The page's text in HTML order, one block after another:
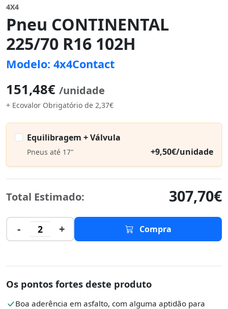
4X4
Pneu CONTINENTAL
225/70 R16 102H
Modelo: 4x4Contact
151,48€ /unidade
+ Ecovalor Obrigatório de 2,37€
Equilibragem + Válvula
Pneus até 17" +9,50€/unidade
Total Estimado: 307,70€
- 2 + Compra
Os pontos fortes deste produto
Boa aderência em asfalto, com alguma aptidão para